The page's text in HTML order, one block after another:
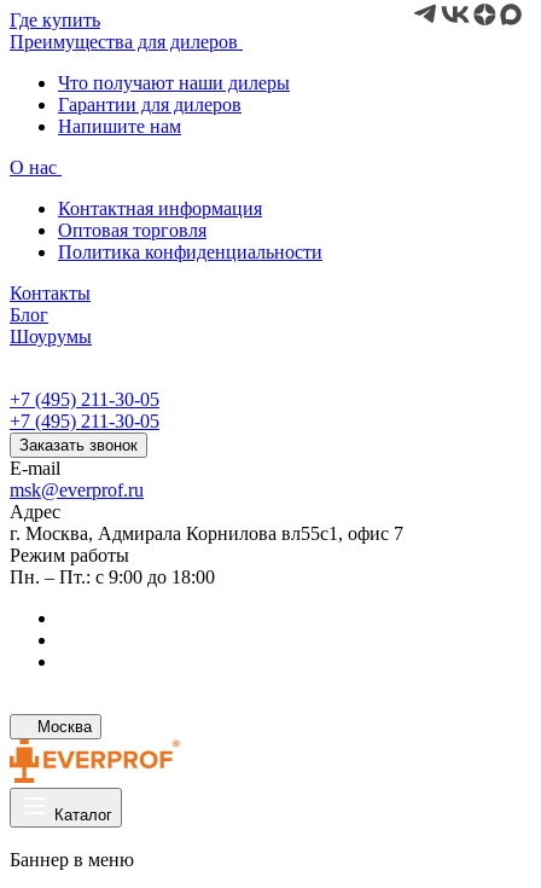
Где купить
Преимущества для дилеров
Что получают наши дилеры
Гарантии для дилеров
Напишите нам
О нас
Контактная информация
Оптовая торговля
Политика конфиденциальности
Контакты
Блог
Шоурумы
+7 (495) 211-30-05
+7 (495) 211-30-05
Заказать звонок
E-mail
msk@everprof.ru
Адрес
г. Москва, Адмирала Корнилова вл55с1, офис 7
Режим работы
Пн. – Пт.: с 9:00 до 18:00
Москва
Каталог
Баннер в меню